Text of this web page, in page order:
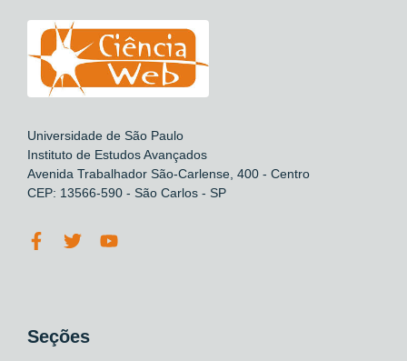
Universidade de São Paulo
Instituto de Estudos Avançados
Avenida Trabalhador São-Carlense, 400 - Centro
CEP: 13566-590 - São Carlos - SP
Seções